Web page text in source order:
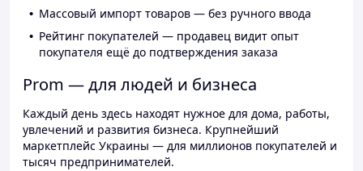
Массовый импорт товаров — без ручного ввода
Рейтинг покупателей — продавец видит опыт
покупателя ещё до подтверждения заказа
Prom — для людей и бизнеса
Каждый день здесь находят нужное для дома, работы,
увлечений и развития бизнеса. Крупнейший
маркетплейс Украины — для миллионов покупателей и
тысяч предпринимателей.